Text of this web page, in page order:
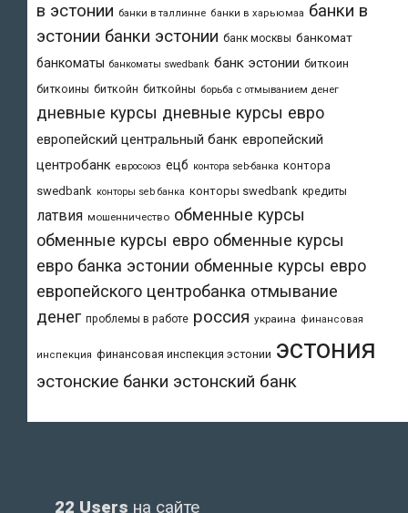
в эстонии банки в таллинне банки в харьюмаа банки в
эстонии банки эстонии банк москвы банкомат
банкоматы банкоматы swedbank банк эстонии биткоин
биткоины биткойн биткойны борьба с отмыванием денег
дневные курсы дневные курсы евро
европейский центральный банк европейский
центробанк евросоюз ецб контора seb-банка контора
swedbank конторы seb банка конторы swedbank кредиты
латвия мошенничество обменные курсы
обменные курсы евро обменные курсы
евро банка эстонии обменные курсы евро
европейского центробанка отмывание
денег проблемы в работе россия украина финансовая
инспекция финансовая инспекция эстонии эстония
эстонские банки эстонский банк
22 Users на сайте